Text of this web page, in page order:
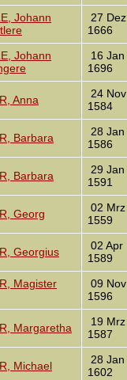
Johann
27 Dez
1666
Johann
16 Jan
1696
Anna
24 Nov
1584
Barbara
28 Jan
1586
Barbara
29 Jan
1591
Georg
02 Mrz
1559
Georgius
02 Apr
1589
Magister
09 Nov
1596
Margaretha
19 Mrz
1587
Michael
28 Jan
1602